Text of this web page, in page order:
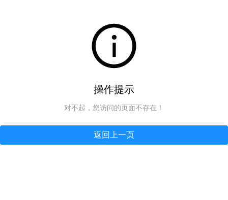
操作提示
对不起，您访问的页面不存在！
返回上一页